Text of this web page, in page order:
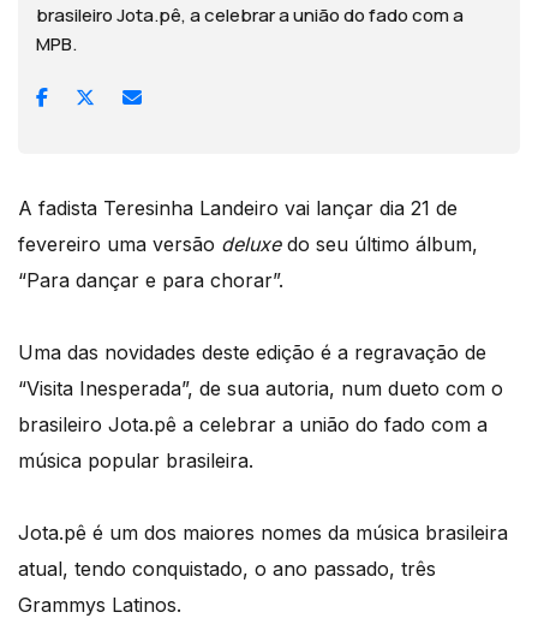
brasileiro Jota.pê, a celebrar a união do fado com a
MPB.
A fadista Teresinha Landeiro vai lançar dia 21 de
fevereiro uma versão deluxedo seu último álbum,
“Para dançar e para chorar”.
Uma das novidades deste edição é a regravação de
“Visita Inesperada”, de sua autoria, num dueto com o
brasileiro Jota.pê a celebrar a união do fado com a
música popular brasileira.
Jota.pê é um dos maiores nomes da música brasileira
atual, tendo conquistado, o ano passado, três
Grammys Latinos.